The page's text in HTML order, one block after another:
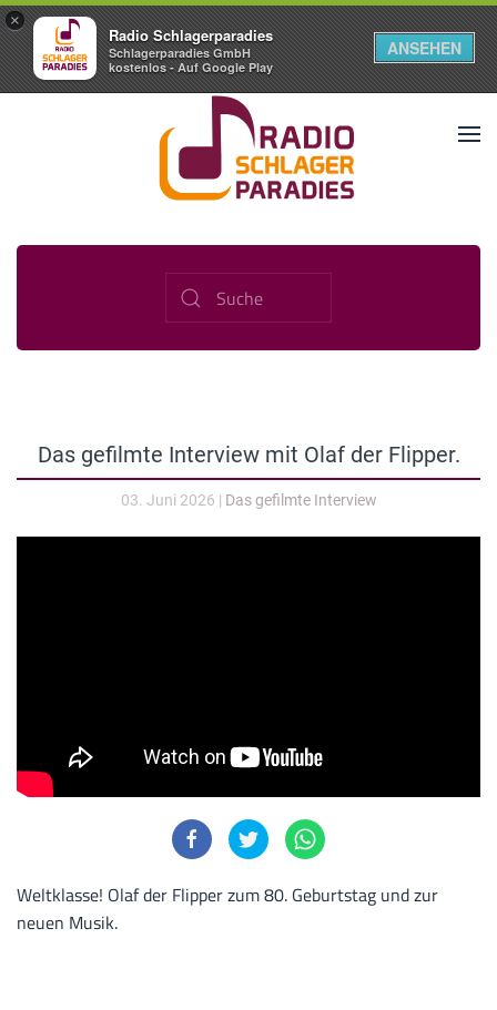
×
Radio Schlagerparadies
Schlagerparadies GmbH
kostenlos - Auf Google Play
ANSEHEN
Das gefilmte Interview mit Olaf der Flipper.
03. Juni 2026 | Das gefilmte Interview
Weltklasse! Olaf der Flipper zum 80. Geburtstag und zur
neuen Musik.